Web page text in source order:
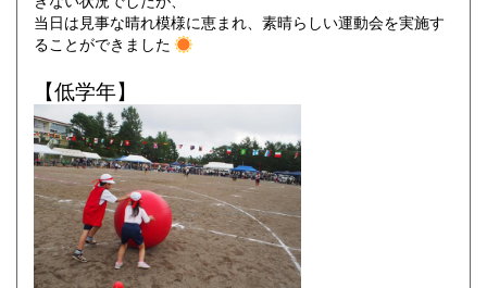
当日は見事な晴れ模様に恵まれ、素晴らしい運動会を実施す
ることができました
【低学年】